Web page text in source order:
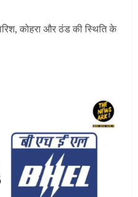
कोहरा और ठंड की स्थिति के